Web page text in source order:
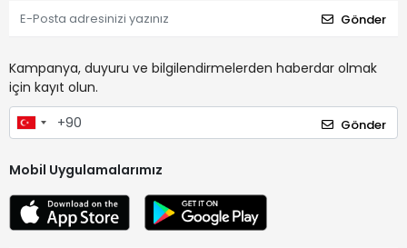
Gönder
Kampanya, duyuru ve bilgilendirmelerden haberdar olmak
için kayıt olun.
Gönder
Mobil Uygulamalarımız